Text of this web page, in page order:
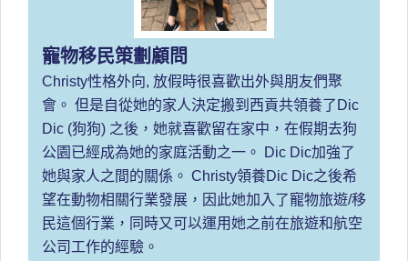
寵物移民策劃顧問
Christy性格外向, 放假時很喜歡出外與朋友們聚
會。 但是自從她的家人決定搬到西貢共領養了Dic
Dic (狗狗) 之後，她就喜歡留在家中，在假期去狗
公園已經成為她的家庭活動之一。 Dic Dic加強了
她與家人之間的關係。 Christy領養Dic Dic之後希
望在動物相關行業發展，因此她加入了寵物旅遊/移
民這個行業，同時又可以運用她之前在旅遊和航空
公司工作的經驗。